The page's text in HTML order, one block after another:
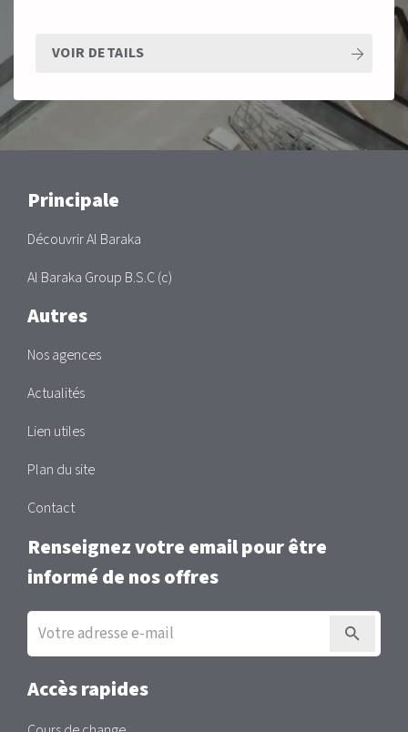
VOIR DETAILS
Main
Principale
Découvrir Al Baraka
Al Baraka Group B.S.C (c)
Autres
Nos agences
Actualités
Lien utiles
Plan du site
Contact
Renseignez votre email pour être
informé de nos offres
Inscription
la
newsletter
Accès rapides